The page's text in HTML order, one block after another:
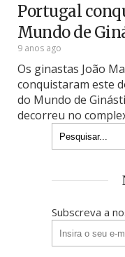
Portugal
Mundo de
9 anos ago
Os ginastas João
conquistaram este
do Mundo de
decorreu no
Subscreva a